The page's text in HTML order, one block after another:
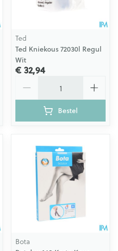
Ted
Ted Kniekous 72030l Regul
Wit
€ 32,94
Bestel
Bota